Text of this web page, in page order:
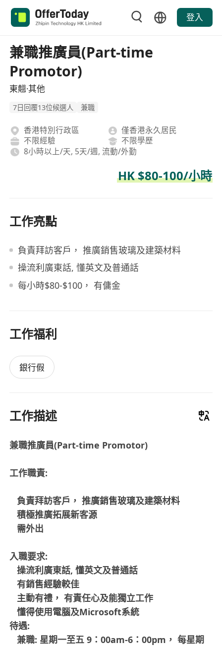
登入
兼職推廣員(Part-time
Promotor)
東翹·其他
7日回覆13位候選人 兼職
香港特別行政區
僅香港永久居民
不限經驗
不限學歷
8小時以上/天, 5天/週, 流動/外勤
HK $80-100/小時
工作亮點
負責拜訪客戶， 推廣銷售玻璃及建築材料
操流利廣東話, 懂英文及普通話
每小時$80-$100， 有傭金
工作福利
銀行假
工作描述
兼職推廣員(Part-time Promotor)
工作職責:
負責拜訪客戶， 推廣銷售玻璃及建築材料
積極推廣拓展新客源
需外出
入職要求:
操流利廣東話, 懂英文及普通話
有銷售經驗較佳
主動有禮， 有責任心及能獨立工作
懂得使用電腦及Microsoft系統
待遇:
兼職: 星期一至五 9：00am-6：00pm， 每星期